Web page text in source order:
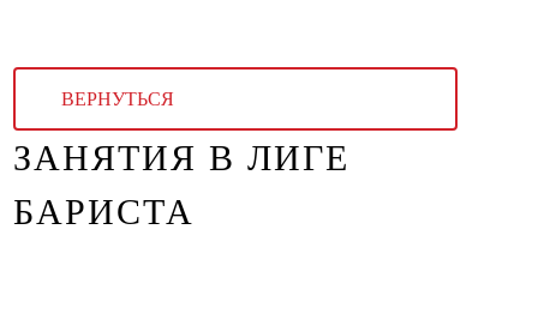
ВЕРНУТЬСЯ
ЗАНЯТИЯ В ЛИГЕ
БАРИСТА